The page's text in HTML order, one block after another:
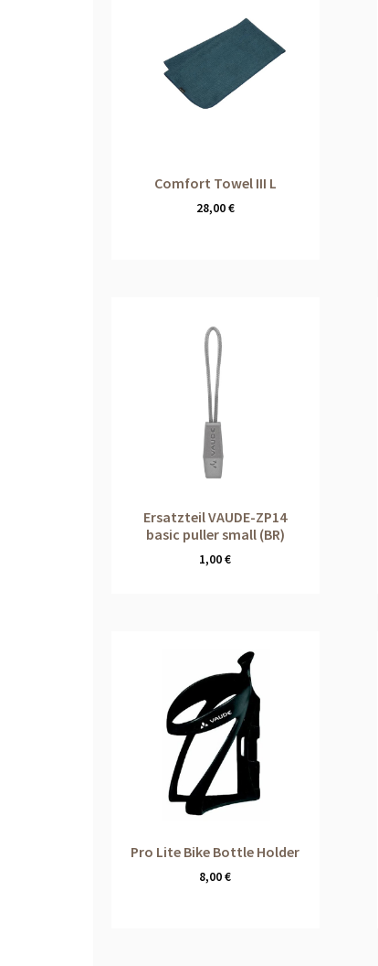
Comfort Towel III L
28,00€
Ersatzteil VAUDE-ZP14
basic puller small (BR)
1,00€
Pro Lite Bike Bottle Holder
8,00€